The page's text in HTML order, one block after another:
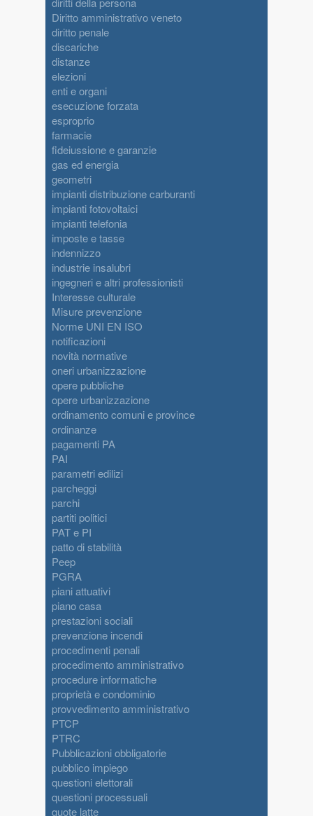
Diritto amministrativo veneto
diritto penale
discariche
distanze
elezioni
enti e organi
esecuzione forzata
esproprio
farmacie
fideiussione e garanzie
gas ed energia
geometri
impianti distribuzione carburanti
impianti fotovoltaici
impianti telefonia
imposte e tasse
indennizzo
industrie insalubri
ingegneri e altri professionisti
Interesse culturale
Misure prevenzione
Norme UNI EN ISO
notificazioni
novità normative
oneri urbanizzazione
opere pubbliche
opere urbanizzazione
ordinamento comuni e province
ordinanze
pagamenti PA
PAI
parametri edilizi
parcheggi
parchi
partiti politici
PAT e PI
patto di stabilità
Peep
PGRA
piani attuativi
piano casa
prestazioni sociali
prevenzione incendi
procedimenti penali
procedimento amministrativo
procedure informatiche
proprietà e condominio
provvedimento amministrativo
PTCP
PTRC
Pubblicazioni obbligatorie
pubblico impiego
questioni elettorali
questioni processuali
quote latte